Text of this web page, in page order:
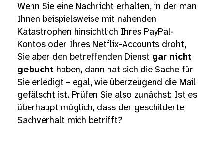
Wenn Sie eine Nachricht erhalten, in der man
Ihnen beispielsweise mit nahenden
Katastrophen hinsichtlich Ihres PayPal-
Kontos oder Ihres Netflix-Accounts droht,
Sie aber den betreffenden Dienst gar nicht
gebucht haben, dann hat sich die Sache für
Sie erledigt – egal, wie überzeugend die Mail
gefälscht ist. Prüfen Sie also zunächst: Ist es
überhaupt möglich, dass der geschilderte
Sachverhalt mich betrifft?